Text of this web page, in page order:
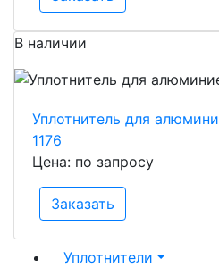
В наличии
Уплотнитель для
1176
Цена: по запросу
Заказать
Уплотнители